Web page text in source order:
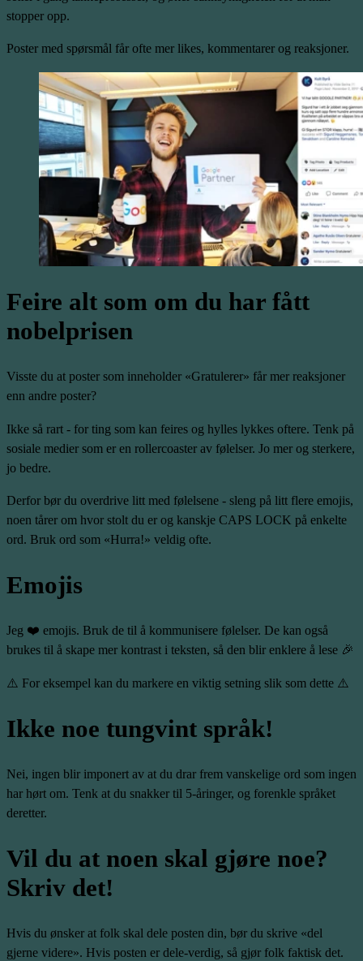
stopper opp.
Poster med spørsmål får ofte mer likes, kommentarer og reaksjoner.
Feire alt som om du har fått
nobelprisen
Visste du at poster som inneholder «Gratulerer» får mer reaksjoner
enn andre poster?
Ikke så rart - for ting som kan feires og hylles lykkes oftere. Tenk på
sosiale medier som er en rollercoaster av følelser. Jo mer og sterkere,
jo bedre.
Derfor bør du overdrive litt med følelsene - sleng på litt flere emojis,
noen tårer om hvor stolt du er og kanskje CAPS LOCK på enkelte
ord. Bruk ord som «Hurra!» veldig ofte.
Emojis
Jeg ❤️ emojis. Bruk de til å kommunisere følelser. De kan også
brukes til å skape mer kontrast i teksten, så den blir enklere å lese 🎉
⚠️ For eksempel kan du markere en viktig setning slik som dette ⚠️
Ikke noe tungvint språk!
Nei, ingen blir imponert av at du drar frem vanskelige ord som ingen
har hørt om. Tenk at du snakker til 5-åringer, og forenkle språket
deretter.
Vil du at noen skal gjøre noe?
Skriv det!
Hvis du ønsker at folk skal dele posten din, bør du skrive «del
gjerne videre». Hvis posten er dele-verdig, så gjør folk faktisk det.